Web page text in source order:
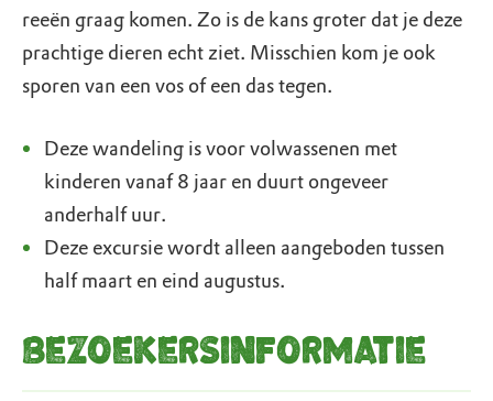
reeën graag komen. Zo is de kans groter dat je deze
prachtige dieren echt ziet. Misschien kom je ook
sporen van een vos of een das tegen.
Deze wandeling is voor volwassenen met
kinderen vanaf 8 jaar en duurt ongeveer
anderhalf uur.
Deze excursie wordt alleen aangeboden tussen
half maart en eind augustus.
Bezoekersinformatie